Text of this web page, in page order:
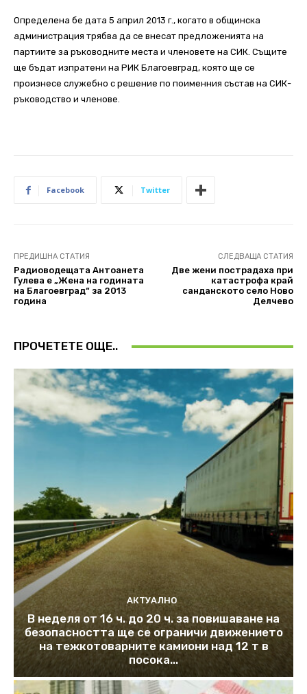
Определена бе дата 5 април 2013 г., когато в общинска
администрация трябва да се внесат предложенията на
партиите за ръководните места и членовете на СИК. Същите
ще бъдат изпратени на РИК Благоевград, която ще се
произнесе служебно с решение по поименния състав на СИК-
ръководство и членове.
Facebook Twitter
ПРЕДИШНА СТАТИЯ
Радиоводещата Антоанета
Гулева е „Жена на годината
на Благоевград“ за 2013
година
СЛЕДВАЩА СТАТИЯ
Две жени пострадаха при
катастрофа край
санданското село Ново
Делчево
ПРОЧЕТЕТЕ ОЩЕ..
АКТУАЛНО
В неделя от 16 ч. до 20 ч. за повишаване на
безопасността ще се ограничи движението
на тежкотоварните камиони над 12 т в
посока...